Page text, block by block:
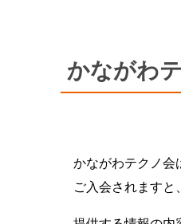
かながわ
かながわテクノ会
ご入会されますと